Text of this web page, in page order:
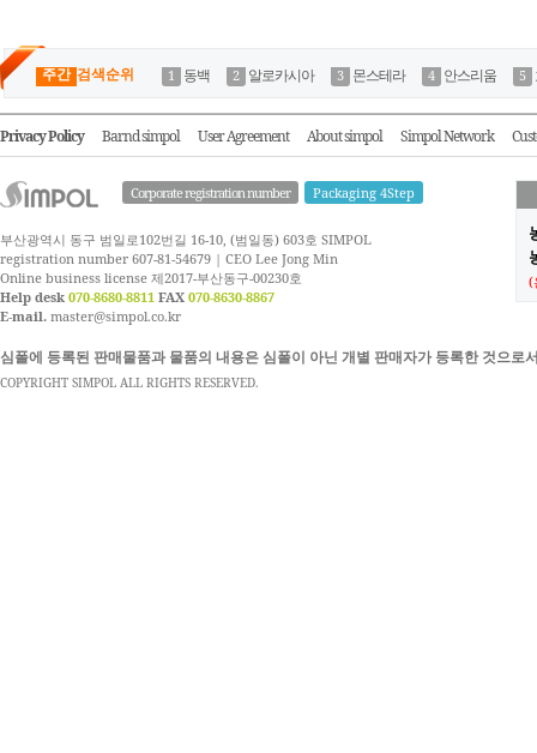
주간 검색순위 동백 알로카시아 몬스테라 안스리움
Privacy Policy Barnd simpol User Agreement About simpol Simpol Network
Corporate registration number Packaging 4Step
부산광역시 동구 범일로102번길 16-10, (범일동) 603호 SIMPOL
registration number 607-81-54679 | CEO Lee Jong Min
Online business license 제2017-부산동구-00230호
Help desk 070-8680-8811 FAX 070-8630-8867
E-mail. master@simpol.co.kr
(
심폴에 등록된 판매물품과 물품의 내용은 심폴이 아닌 개별 판매자가 등록한 것으
COPYRIGHT SIMPOL ALL RIGHTS RESERVED.